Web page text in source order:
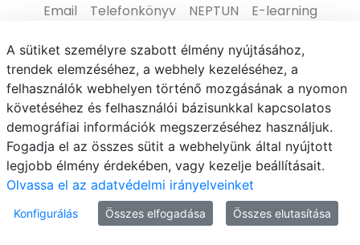
Email Telefonkönyv NEPTUN
E-learning
Médiaközpont
Informatikai Igazgatóság
Adatvédelem
© MATE 2021
A sütiket személyre szabott élmény nyújtásához,
trendek elemzéséhez, a webhely kezeléséhez, a
felhasználók webhelyen történő mozgásának a nyomon
követéséhez és felhasználói bázisunkkal kapcsolatos
demográfiai információk megszerzéséhez használjuk.
Fogadja el az összes sütit a webhelyünk által nyújtott
legjobb élmény érdekében, vagy kezelje beállításait.
Olvassa el az adatvédelmi irányelveinket
Konfigurálás Összes elfogadása Összes elutasítása